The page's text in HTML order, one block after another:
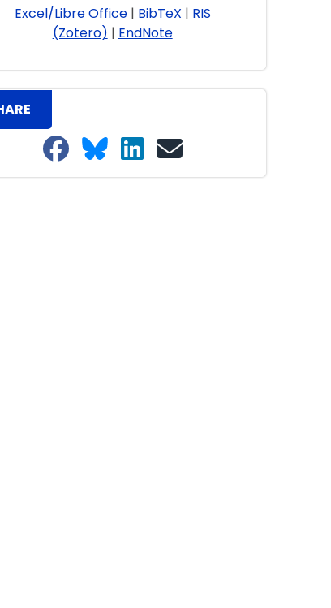
Excel/Libre Office| BibTeX | RIS
(Zotero) | EndNote
Share on Facebook
Share on Bluesky
Share on LinkedIn
Share on email